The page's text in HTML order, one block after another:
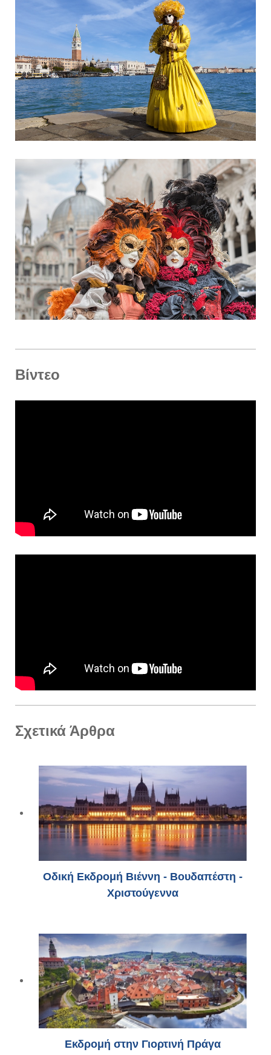
Βίντεο
Σχετικά Άρθρα
Οδική Εκδρομή Βιέννη - Βουδαπέστη -
Χριστούγεννα
Εκδρομή στην Γιορτινή Πράγα